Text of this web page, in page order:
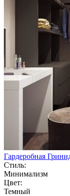
Гардеробная
Стиль:
Минимализм
Цвет:
Темный